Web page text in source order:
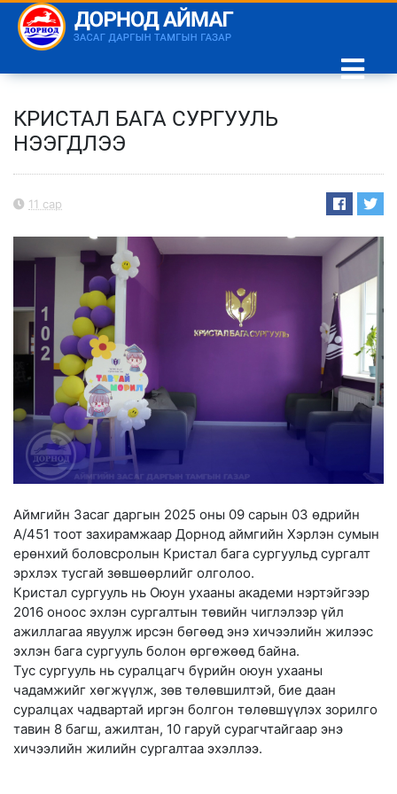
КРИСТАЛ БАГА СУРГУУЛЬ
НЭЭГДЛЭЭ
11 сар
Аймгийн Засаг даргын 2025 оны 09 сарын 03 өдрийн
A/451 тоот захирамжаар Дорнод аймгийн Хэрлэн сумын
ерөнхий боловсролын Кристал бага сургуульд сургалт
эрхлэх тусгай зөвшөөрлийг олголоо.
Кристал сургууль нь Оюун ухааны академи нэртэйгээр
2016 оноос эхлэн сургалтын төвийн чиглэлээр үйл
ажиллагаа явуулж ирсэн бөгөөд энэ хичээлийн жилээс
эхлэн бага сургууль болон өргөжөөд байна.
Тус сургууль нь суралцагч бүрийн оюун ухааны
чадамжийг хөгжүүлж, зөв төлөвшилтэй, бие даан
суралцах чадвартай иргэн болгон төлөвшүүлэх зорилго
тавин 8 багш, ажилтан, 10 гаруй сурагчтайгаар энэ
хичээлийн жилийн сургалтаа эхэллээ.